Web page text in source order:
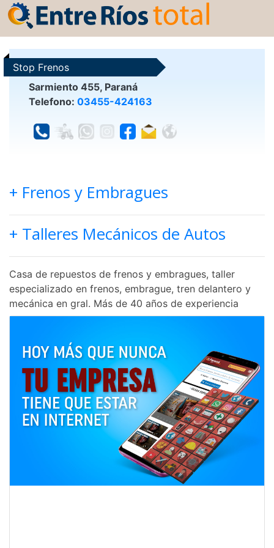
Stop Frenos
Sarmiento 455, Paraná
Telefono: 03455-424163
+ Frenos y Embragues
+ Talleres Mecánicos de Autos
Casa de repuestos de frenos y embragues, taller
especializado en frenos, embrague, tren delantero y
mecánica en gral. Más de 40 años de experiencia